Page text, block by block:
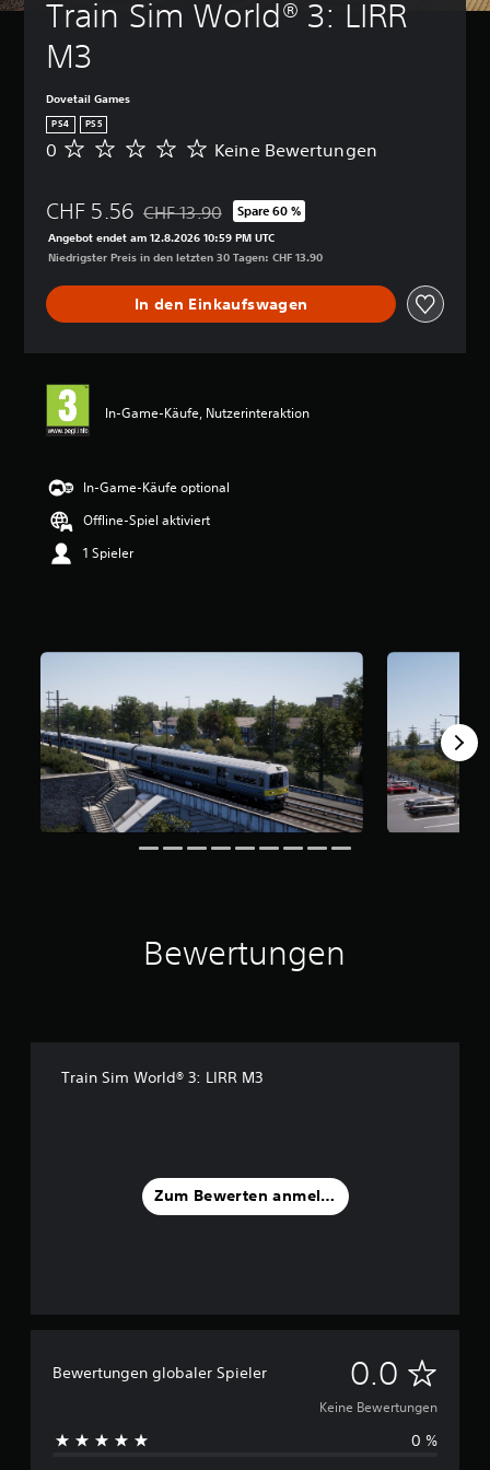
Train Sim World® 3: LIRR
M3
Dovetail Games
PS4 PS5
K
n
w
e
n
e
0 Keine Bewertungen
CHF 5.56 Preisnachlass gegenüber dem Originalpreis von
CHF 13.90 Spare 60 %
Angebot endet am 12.8.2026 10:59 PM UTC
Niedrigster Preis in den letzten 30 Tagen: CHF 13.90
In den Einkaufswagen
In-Game-Käufe, Nutzerinteraktion
In-Game-Käufe optional
Offline-Spiel aktiviert
1 Spieler
Bewertungen
Train Sim World® 3: LIRR M3
Zum Bewerten anmelden
Bewertungen globaler Spieler 0.0 K
e
Keine Bewertungen
0 %